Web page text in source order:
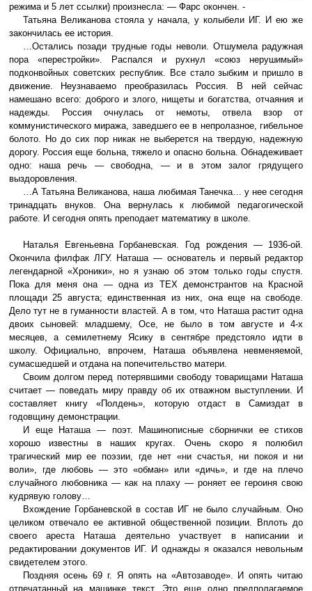
режима и 5 лет ссылки) произнесла: — Фарс окончен. -
Татьяна Великанова стояла у начала, у колыбели ИГ. И ею же
закончилась ее история.
…Остались позади трудные годы неволи. Отшумела радужная
пора «перестройки». Распался и рухнул «союз нерушимый»
подконвойных советских республик. Все стало зыбким и пришло в
движение. Неузнаваемо преобразилась Россия. В ней сейчас
намешано всего: доброго и злого, нищеты и богатства, отчаяния и
надежды. Россия очнулась от немоты, отвела взор от
коммунистического миража, заведшего ее в непролазное, гибельное
болото. Но до сих пор никак не выберется на твердую, надежную
дорогу. Россия еще больна, тяжело и опасно больна. Обнадеживает
одно: наша речь — свободна, — и в этом залог грядущего
выздоровления.
…А Татьяна Великанова, наша любимая Танечка… у нее сегодня
тринадцать внуков. Она вернулась к любимой педагогической
работе. И сегодня опять преподает математику в школе.
Наталья Евгеньевна Горбаневская. Год рождения — 1936-ой.
Окончила филфак ЛГУ. Наташа — основатель и первый редактор
легендарной «Хроники», но я узнаю об этом только годы спустя.
Пока для меня она — одна из ТЕХ демонстрантов на Красной
площади 25 августа; единственная из них, она еще на свободе.
Дело тут не в гуманности властей. А в том, что Наташа растит одна
двоих сыновей: младшему, Осе, не было в том августе и 4-х
месяцев, а семилетнему Ясику в сентябре предстояло идти в
школу. Официально, впрочем, Наташа объявлена невменяемой,
сумасшедшей и отдана на попечительство матери.
Своим долгом перед потерявшими свободу товарищами Наташа
считает — поведать миру правду об их отважном выступлении. И
составляет книгу «Полдень», которую отдаст в Самиздат в
годовщину демонстрации.
И еще Наташа — поэт. Машинописные сборнички ее стихов
хорошо известны в наших кругах. Очень скоро я полюбил
трагический мир ее поэзии, где нет «ни счастья, ни покоя и ни
воли», где любовь — это «обман» или «дичь», и где на плечо
случайного любовника — как на плаху — роняет ее героиня свою
кудрявую голову…
Вхождение Горбаневской в состав ИГ не было случайным. Оно
целиком отвечало ее активной общественной позиции. Вплоть до
своего ареста Наташа деятельно участвует в написании и
редактировании документов ИГ. И однажды я оказался невольным
свидетелем этого.
Поздняя осень 69 г. Я опять на «Автозаводе». И опять читаю